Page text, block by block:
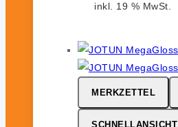
inkl. 19 % MwSt.
MERKZETTEL
SCHNELLANSICHT